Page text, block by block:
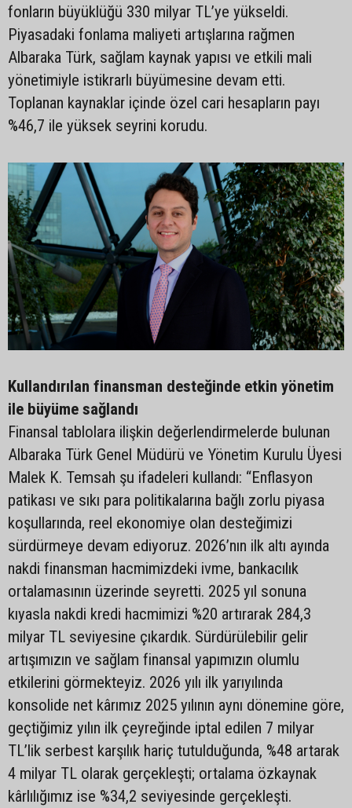
fonların büyüklüğü 330 milyar TL’ye yükseldi.
Piyasadaki fonlama maliyeti artışlarına rağmen
Albaraka Türk, sağlam kaynak yapısı ve etkili mali
yönetimiyle istikrarlı büyümesine devam etti.
Toplanan kaynaklar içinde özel cari hesapların payı
%46,7 ile yüksek seyrini korudu.
Kullandırılan finansman desteğinde etkin yönetim
ile büyüme sağlandı
Finansal tablolara ilişkin değerlendirmelerde bulunan
Albaraka Türk Genel Müdürü ve Yönetim Kurulu Üyesi
Malek K. Temsah şu ifadeleri kullandı: “Enflasyon
patikası ve sıkı para politikalarına bağlı zorlu piyasa
koşullarında, reel ekonomiye olan desteğimizi
sürdürmeye devam ediyoruz. 2026’nın ilk altı ayında
nakdi finansman hacmimizdeki ivme, bankacılık
ortalamasının üzerinde seyretti. 2025 yıl sonuna
kıyasla nakdi kredi hacmimizi %20 artırarak 284,3
milyar TL seviyesine çıkardık. Sürdürülebilir gelir
artışımızın ve sağlam finansal yapımızın olumlu
etkilerini görmekteyiz. 2026 yılı ilk yarıyılında
konsolide net kârımız 2025 yılının aynı dönemine göre,
geçtiğimiz yılın ilk çeyreğinde iptal edilen 7 milyar
TL’lik serbest karşılık hariç tutulduğunda, %48 artarak
4 milyar TL olarak gerçekleşti; ortalama özkaynak
kârlılığımız ise %34,2 seviyesinde gerçekleşti.